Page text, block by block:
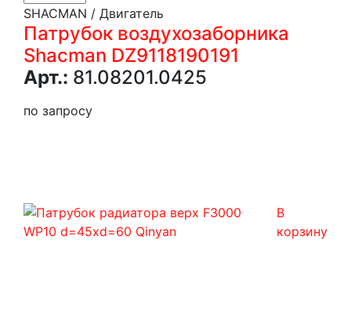
SHACMAN / Двигатель
Патрубок воздухозаборника
Shacman DZ9118190191
Арт.: 81.08201.0425
по запросу
В
корзину